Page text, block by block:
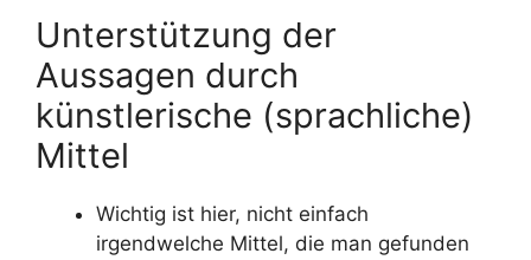
Unterstützung der
Aussagen durch
künstlerische (sprachliche)
Mittel
Wichtig ist hier, nicht einfach
irgendwelche Mittel, die man gefunden